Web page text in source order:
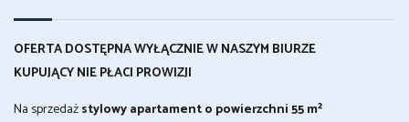
OFERTA DOSTĘPNA WYŁĄCZNIE W NASZYM BIURZE
KUPUJĄCY NIE PŁACI PROWIZJI
Na sprzedażstylowy apartament o powierzchni 55 m²